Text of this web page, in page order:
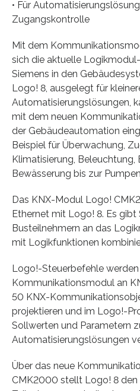
• Für
Zugangskontrolle
Mit dem
sich die aktuelle
Siemens in den
Logo! 8, ausgelegt für
Automatisierungslösungen,
mit dem neuen
der Gebäudeautomation
Beispiel für Überwachung,
Klimatisierung, Beleuchtung,
Bewässerung bis zur
Das KNX-Modul Logo!
Ethernet mit Logo! 8. Es
Busteilnehmern an das
mit Logikfunktionen
Logo!-Steuerbefehle
Kommunikationsmodul an
50 KNX-
projektieren und im Logo!-
Sollwerten und Parametern
Automatisierungslösungen
Über das neue
CMK2000 stellt Logo! 8 den